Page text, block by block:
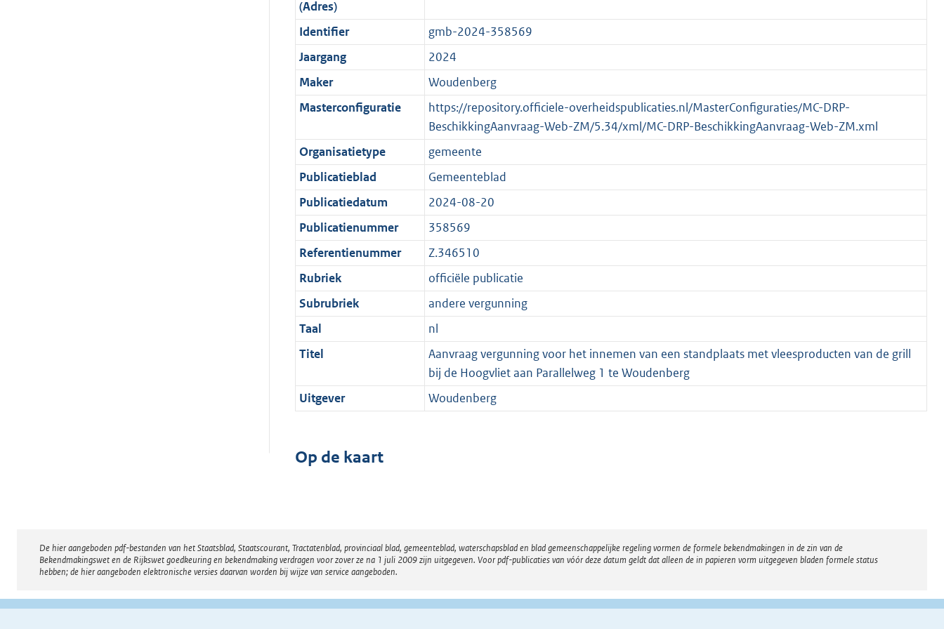
o
r
m
a
a
t
f
o
r
m
a
a
b
n
f
o
r
m
a
t
i
n
f
o
r
m
a
t
K
b
t
t
e
:
2
K
b
o
t
e
:
2
K
b
(Adres)
Identifier
gmb-2024-358569
Jaargang
2024
Maker
Woudenberg
Masterconfiguratie
https://repository.officiele-overheidspublicaties.nl/MasterConfiguraties/MC-DRP-
BeschikkingAanvraag-Web-ZM/5.34/xml/MC-DRP-BeschikkingAanvraag-Web-ZM.xml
Organisatietype
gemeente
Publicatieblad
Gemeenteblad
Publicatiedatum
2024-08-20
Publicatienummer
358569
Referentienummer
Z.346510
Rubriek
officiële publicatie
Subrubriek
andere vergunning
Taal
nl
Titel
Aanvraag vergunning voor het innemen van een standplaats met vleesproducten van de grill
bij de Hoogvliet aan Parallelweg 1 te Woudenberg
Uitgever
Woudenberg
Op de kaart
Disclaimer
De hier aangeboden pdf-bestanden van het Staatsblad, Staatscourant, Tractatenblad, provinciaal blad, gemeenteblad, waterschapsblad en blad gemeenschappelijke regeling vormen de formele bekendmakingen in de zin van de
Bekendmakingswet en de Rijkswet goedkeuring en bekendmaking verdragen voor zover ze na 1 juli 2009 zijn uitgegeven. Voor pdf-publicaties van vóór deze datum geldt dat alleen de in papieren vorm uitgegeven bladen formele status
hebben; de hier aangeboden elektronische versies daarvan worden bij wijze van service aangeboden.